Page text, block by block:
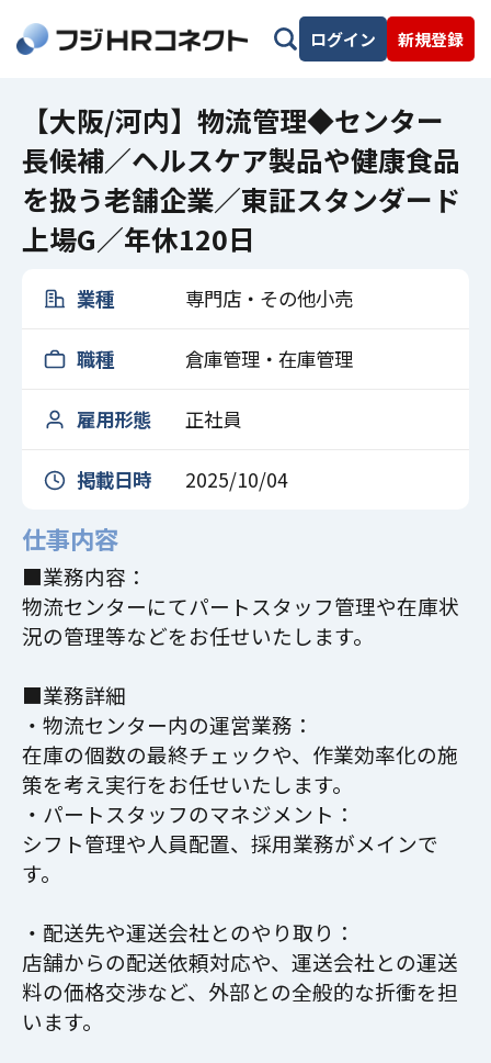
ログイン 新規登録
【大阪/河内】物流管理◆センター
長候補／ヘルスケア製品や健康食品
を扱う老舗企業／東証スタンダード
上場G／年休120日
業種 専門店・その他小売
職種 倉庫管理・在庫管理
雇用形態 正社員
掲載日時 2025/10/04
仕事内容
■業務内容：
物流センターにてパートスタッフ管理や在庫状
況の管理等などをお任せいたします。
■業務詳細
・物流センター内の運営業務：
在庫の個数の最終チェックや、作業効率化の施
策を考え実行をお任せいたします。
・パートスタッフのマネジメント：
シフト管理や人員配置、採用業務がメインで
す。
・配送先や運送会社とのやり取り：
店舗からの配送依頼対応や、運送会社との運送
料の価格交渉など、外部との全般的な折衝を担
います。